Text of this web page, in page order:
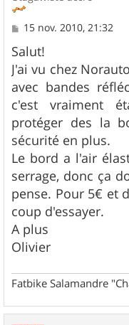
M
s
s
a
g
e
15 nov. 2010, 21:32
Salut!
J'ai vu chez
avec bandes
c'est vraiment
protéger des la
sécurité en plus.
Le bord a l'air
serrage, donc ça
pense. Pour 5€ et
coup d'essayer.
A plus
Olivier
Fatbike Salamandre